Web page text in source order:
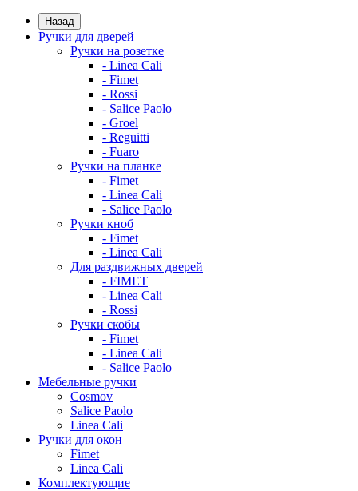
Назад
Ручки для дверей
Ручки на розетке
- Linea Cali
- Fimet
- Rossi
- Salice Paolo
- Groel
- Reguitti
- Fuaro
Ручки на планке
- Fimet
- Linea Cali
- Salice Paolo
Ручки кноб
- Fimet
- Linea Cali
Для раздвижных дверей
- FIMET
- Linea Cali
- Rossi
Ручки скобы
- Fimet
- Linea Cali
- Salice Paolo
Мебельные ручки
Cosmov
Salice Paolo
Linea Cali
Ручки для окон
Fimet
Linea Cali
Комплектующие